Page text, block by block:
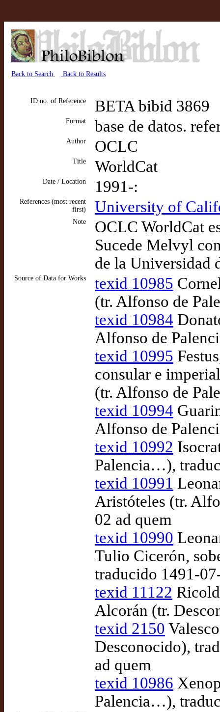
Back to Search Back to Results
ID no. of Reference BETA bibid 3869
Format base de datos.
Author OCLC
Title WorldCat
Date / Location 1991-:
References (most recent
first)
University of
Note
OCLC WorldCat
Sucede Melvyl
de la Universidad
Source of Data for Works texid 10985
(tr. Alfonso de
texid 10984
Alfonso de
texid 10995
consular e
(tr. Alfonso de
texid 10994
Alfonso de
texid 10992
Palencia…),
texid 10991
Aristóteles (tr.
02 ad quem
texid 10990
Tulio Cicerón,
traducido 1491-
texid 11122
Alcorán (tr.
texid 2150
Desconocido),
ad quem
texid 10986
Palencia…),